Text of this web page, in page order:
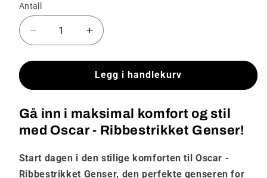
Antall
antallet
for
-
Genser
Øk
antallet
for
Oscar
-
Genser
Legg i handlekurv
Gå inn i maksimal komfort og stil
med Oscar - Ribbestrikket Genser!
Start dagen i den stilige komforten til Oscar -
Ribbestrikket Genser, den perfekte genseren for